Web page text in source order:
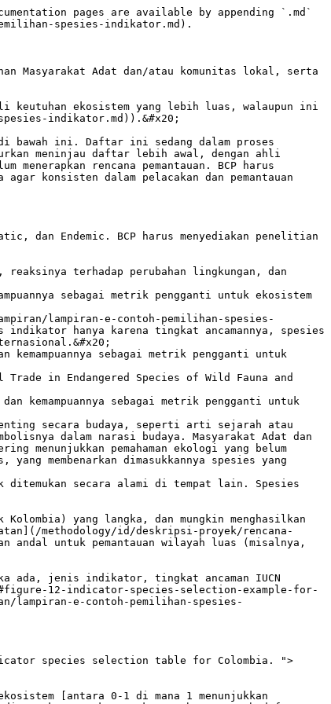
pages are available by appending `.md`
spesies-indikator.md).
Masyarakat Adat dan/atau komunitas lokal, serta
keutuhan ekosistem yang lebih luas, walaupun ini
indikator.md)).&#x20;
bawah ini. Daftar ini sedang dalam proses
meninjau daftar lebih awal, dengan ahli
rencana pemantauan. BCP harus
konsisten dalam pelacakan dan pemantauan
dan Endemic. BCP harus menyediakan penelitian
terhadap perubahan lingkungan, dan
sebagai metrik pengganti untuk ekosistem
lampiran-e-contoh-pemilihan-spesies-
hanya karena tingkat ancamannya, spesies
sebagai metrik pengganti untuk
in Endangered Species of Wild Fauna and
kemampuannya sebagai metrik pengganti untuk
secara budaya, seperti arti sejarah atau
dalam narasi budaya. Masyarakat Adat dan
menunjukkan pemahaman ekologi yang belum
membenarkan dimasukkannya spesies yang
secara alami di tempat lain. Spesies
yang langka, dan mungkin menghasilkan
methodology/id/deskripsi-proyek/rencana-
untuk pemantauan wilayah luas (misalnya,
ada, jenis indikator, tingkat ancaman IUCN
12-indicator-species-selection-example-for-
lampiran-e-contoh-pemilihan-spesies-
species selection table for Colombia. ">
[antara 0-1 di mana 1 menunjukkan